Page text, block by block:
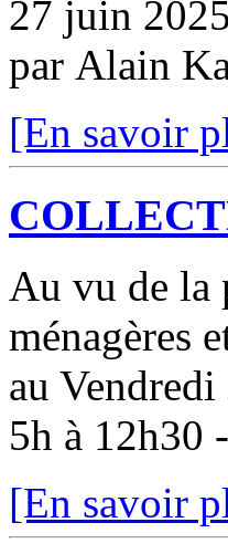
27 juin
par Alain
[En savoir
Au vu de la
ménagères
au
5h à 12h30
[En savoir